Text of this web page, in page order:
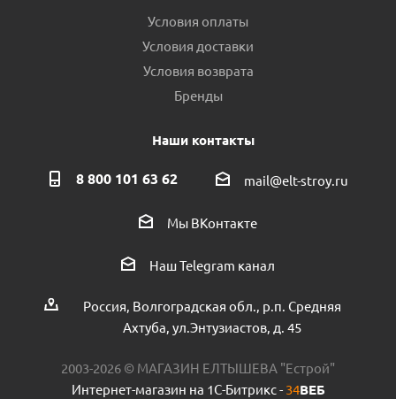
Условия оплаты
Условия доставки
Условия возврата
Бренды
Наши контакты
8 800 101 63 62 mail@elt-stroy.ru
Мы ВКонтакте
Наш Telegram канал
Россия, Волгоградская обл., р.п. Средняя
Ахтуба, ул.Энтузиастов, д. 45
2003-2026 © МАГАЗИН ЕЛТЫШЕВА "Естрой"
Интернет-магазин на 1С-Битрикс - 34ВЕБ